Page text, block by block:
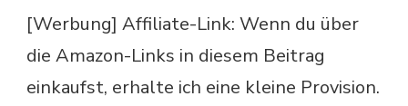
[Werbung] Affiliate-Link: Wenn du über
die Amazon-Links in diesem Beitrag
einkaufst, erhalte ich eine kleine Provision.